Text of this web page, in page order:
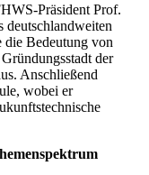
Präsident Prof.
deutschlandweiten
die Bedeutung von
der
Anschließend
wobei er